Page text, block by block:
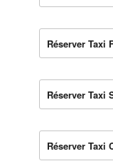
Réserver Taxi
Réserver Taxi
Réserver Taxi